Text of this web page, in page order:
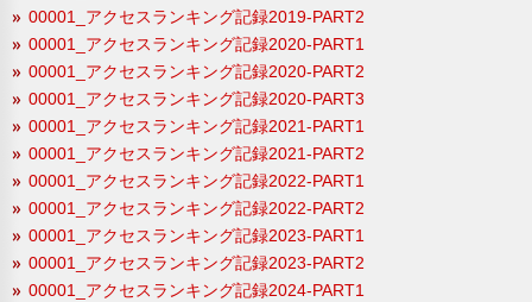
00001_アクセスランキング記録2019-PART2
00001_アクセスランキング記録2020-PART1
00001_アクセスランキング記録2020-PART2
00001_アクセスランキング記録2020-PART3
00001_アクセスランキング記録2021-PART1
00001_アクセスランキング記録2021-PART2
00001_アクセスランキング記録2022-PART1
00001_アクセスランキング記録2022-PART2
00001_アクセスランキング記録2023-PART1
00001_アクセスランキング記録2023-PART2
00001_アクセスランキング記録2024-PART1